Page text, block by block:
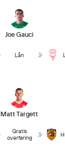
Joe Gauci
Lån
Matt Targett
Gratis
overføring